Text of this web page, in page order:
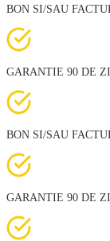
BON SI/SAU
GARANTIE 90 DE
BON SI/SAU
GARANTIE 90 DE